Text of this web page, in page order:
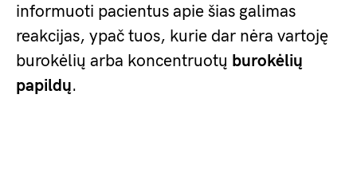
informuoti pacientus apie šias galimas
reakcijas, ypač tuos, kurie dar nėra vartoję
burokėlių arba koncentruotų burokėlių
papildų.